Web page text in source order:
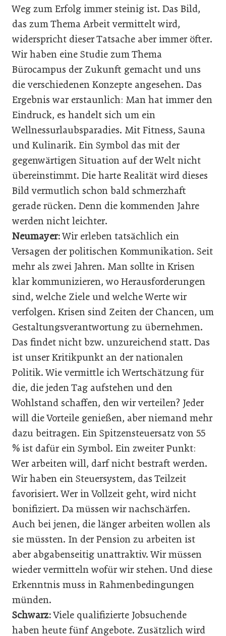
Weg zum Erfolg immer steinig ist. Das Bild,
das zum Thema Arbeit vermittelt wird,
widerspricht dieser Tatsache aber immer öfter.
Wir haben eine Studie zum Thema
Bürocampus der Zukunft gemacht und uns
die verschiedenen Konzepte angesehen. Das
Ergebnis war erstaunlich: Man hat immer den
Eindruck, es handelt sich um ein
Wellnessurlaubsparadies. Mit Fitness, Sauna
und Kulinarik. Ein Symbol das mit der
gegenwärtigen Situation auf der Welt nicht
übereinstimmt. Die harte Realität wird dieses
Bild vermutlich schon bald schmerzhaft
gerade rücken. Denn die kommenden Jahre
werden nicht leichter.
Neumayer:Wir erleben tatsächlich ein
Versagen der politischen Kommunikation. Seit
mehr als zwei Jahren. Man sollte in Krisen
klar kommunizieren, wo Herausforderungen
sind, welche Ziele und welche Werte wir
verfolgen. Krisen sind Zeiten der Chancen, um
Gestaltungsverantwortung zu übernehmen.
Das findet nicht bzw. unzureichend statt. Das
ist unser Kritikpunkt an der nationalen
Politik. Wie vermittle ich Wertschätzung für
die, die jeden Tag aufstehen und den
Wohlstand schaffen, den wir verteilen? Jeder
will die Vorteile genießen, aber niemand mehr
dazu beitragen. Ein Spitzensteuersatz von 55
% ist dafür ein Symbol. Ein zweiter Punkt:
Wer arbeiten will, darf nicht bestraft werden.
Wir haben ein Steuersystem, das Teilzeit
favorisiert. Wer in Vollzeit geht, wird nicht
bonifiziert. Da müssen wir nachschärfen.
Auch bei jenen, die länger arbeiten wollen als
sie müssten. In der Pension zu arbeiten ist
aber abgabenseitig unattraktiv. Wir müssen
wieder vermitteln wofür wir stehen. Und diese
Erkenntnis muss in Rahmenbedingungen
münden.
Schwarz:Viele qualifizierte Jobsuchende
haben heute fünf Angebote. Zusätzlich wird